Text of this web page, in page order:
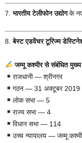
7. भारतीय टेलीफोन उद्योगके नए
8.बेस्ट एडवेंचर टूरिज्म
जम्मू कश्मीर से संबंधित
राजधानी — श्रीनगर
गठन — 31 अक्टूबर 2019
लोक सभा — 5
राज्य सभा — 4
विधान सभा — 114
उच्च न्यायालय — जम्मू